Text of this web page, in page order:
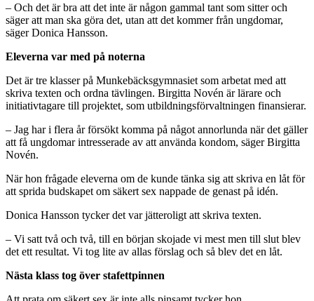
– Och det är bra att det inte är någon gammal tant som sitter och
säger att man ska göra det, utan att det kommer från ungdomar,
säger Donica Hansson.
Eleverna var med på noterna
Det är tre klasser på Munkebäcksgymnasiet som arbetat med att
skriva texten och ordna tävlingen. Birgitta Novén är lärare och
initiativtagare till projektet, som utbildningsförvaltningen finansierar.
– Jag har i flera år försökt komma på något annorlunda när det gäller
att få ungdomar intresserade av att använda kondom, säger Birgitta
Novén.
När hon frågade eleverna om de kunde tänka sig att skriva en låt för
att sprida budskapet om säkert sex nappade de genast på idén.
Donica Hansson tycker det var jätteroligt att skriva texten.
– Vi satt två och två, till en början skojade vi mest men till slut blev
det ett resultat. Vi tog lite av allas förslag och så blev det en låt.
Nästa klass tog över stafettpinnen